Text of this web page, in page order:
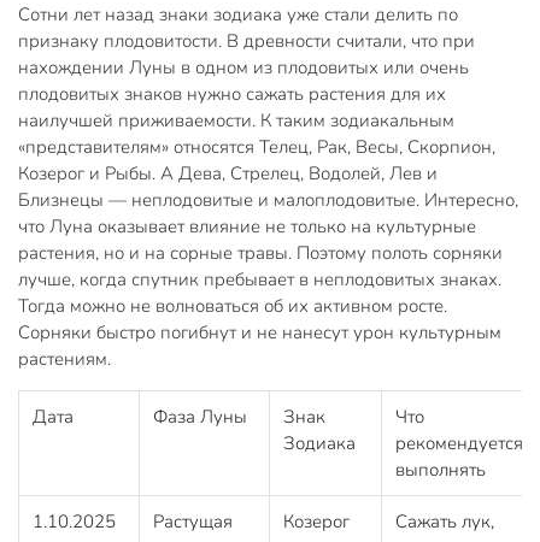
Сотни лет назад знаки зодиака уже стали делить по
признаку плодовитости. В древности считали, что при
нахождении Луны в одном из плодовитых или очень
плодовитых знаков нужно сажать растения для их
наилучшей приживаемости. К таким зодиакальным
«представителям» относятся Телец, Рак, Весы, Скорпион,
Козерог и Рыбы. А Дева, Стрелец, Водолей, Лев и
Близнецы — неплодовитые и малоплодовитые. Интересно,
что Луна оказывает влияние не только на культурные
растения, но и на сорные травы. Поэтому полоть сорняки
лучше, когда спутник пребывает в неплодовитых знаках.
Тогда можно не волноваться об их активном росте.
Сорняки быстро погибнут и не нанесут урон культурным
растениям.
Дата Фаза Луны
Знак
Зодиака
Что
рекомендуется
выполнять
1.10.2025 Растущая Козерог
Сажать лук,